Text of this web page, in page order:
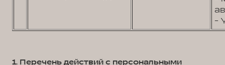
-
1. Перечень действий с персональными